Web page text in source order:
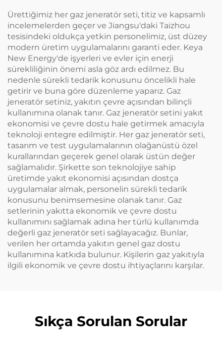
Ürettiğimiz her gaz jeneratör seti, titiz ve kapsamlı
incelemelerden geçer ve Jiangsu'daki Taizhou
tesisindeki oldukça yetkin personelimiz, üst düzey
modern üretim uygulamalarını garanti eder. Keya
New Energy'de işyerleri ve evler için enerji
sürekliliğinin önemi asla göz ardı edilmez. Bu
nedenle sürekli tedarik konusunu öncelikli hale
getirir ve buna göre düzenleme yaparız. Gaz
jeneratör setiniz, yakıtın çevre açısından bilinçli
kullanımına olanak tanır. Gaz jeneratör setini yakıt
ekonomisi ve çevre dostu hale getirmek amacıyla
teknoloji entegre edilmiştir. Her gaz jeneratör seti,
tasarım ve test uygulamalarının olağanüstü özel
kurallarından geçerek genel olarak üstün değer
sağlamalıdır. Şirkette son teknolojiye sahip
üretimde yakıt ekonomisi açısından dostça
uygulamalar almak, personelin sürekli tedarik
konusunu benimsemesine olanak tanır. Gaz
setlerinin yakıtta ekonomik ve çevre dostu
kullanımını sağlamak adına her türlü kullanımda
değerli gaz jeneratör seti sağlayacağız. Bunlar,
verilen her ortamda yakıtın genel gaz dostu
kullanımına katkıda bulunur. Kişilerin gaz yakıtıyla
ilgili ekonomik ve çevre dostu ihtiyaçlarını karşılar.
Sıkça Sorulan Sorular